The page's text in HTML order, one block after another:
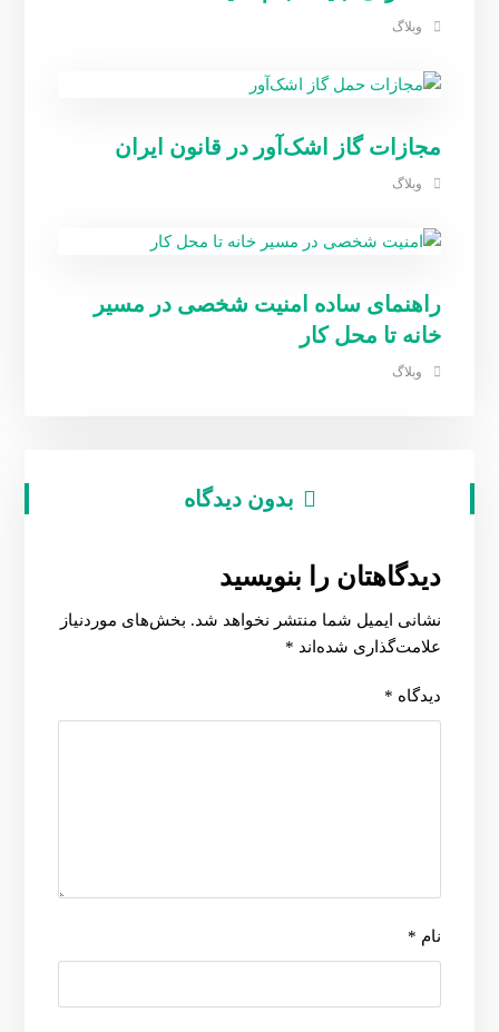
وبلاگ
مجازات گاز اشک‌آور در قانون ایران
وبلاگ
راهنمای ساده امنیت شخصی در مسیر
خانه تا محل کار
وبلاگ
بدون دیدگاه
دیدگاهتان را بنویسید
نشانی ایمیل شما منتشر نخواهد شد. بخش‌های موردنیاز
علامت‌گذاری شده‌اند *
دیدگاه *
نام *